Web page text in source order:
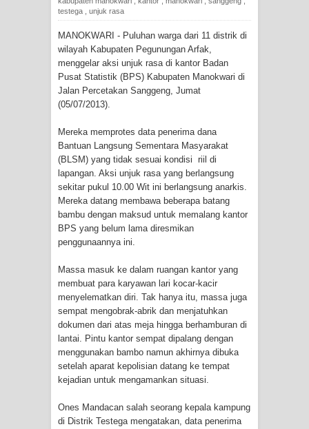
Tiga Personel Polresta Jayapura Kota
Jalani Sidang BP4R di Jayapura
Kapolresta Jayapura Kota
Mengapresiasi Antusiasme Warga
2026 di Lapangan Karang PTC Entrop
Kebakaran Hanguskan Satu Rumah
di Kompleks Asrama Polisi Sorong
Profil Lengkap Papua Barat, Bumi
Cenderawasih di Ujung Barat Papua
Profil Lengkap Provinsi Papua, Bumi
Cenderawasih di Ujung Timur
Indonesia
Profil Lengkap Aceh, Provinsi
Istimewa di Ujung Sumatera
testega
unjuk rasa
MANOKWARI - Puluhan warga dari 11 distrik di
wilayah Kabupaten Pegunungan Arfak,
menggelar aksi unjuk rasa di kantor Badan
Pusat Statistik (BPS) Kabupaten Manokwari di
Jalan Percetakan Sanggeng, Jumat
(05/07/2013).
Mereka memprotes data penerima dana
Bantuan Langsung Sementara Masyarakat
(BLSM) yang tidak sesuai kondisi riil di
lapangan. Aksi unjuk rasa yang berlangsung
sekitar pukul 10.00 Wit ini berlangsung anarkis.
Mereka datang membawa beberapa batang
bambu dengan maksud untuk memalang kantor
BPS yang belum lama diresmikan
penggunaannya ini.
Massa masuk ke dalam ruangan kantor yang
membuat para karyawan lari kocar-kacir
menyelematkan diri. Tak hanya itu, massa juga
sempat mengobrak-abrik dan menjatuhkan
dokumen dari atas meja hingga berhamburan di
lantai. Pintu kantor sempat dipalang dengan
menggunakan bambo namun akhirnya dibuka
setelah aparat kepolisian datang ke tempat
kejadian untuk mengamankan situasi.
Ones Mandacan salah seorang kepala kampung
di Distrik Testega mengatakan, data penerima